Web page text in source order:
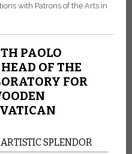
with Patrons of the Arts in
PAOLO
OF THE
FOR
SPLENDOR